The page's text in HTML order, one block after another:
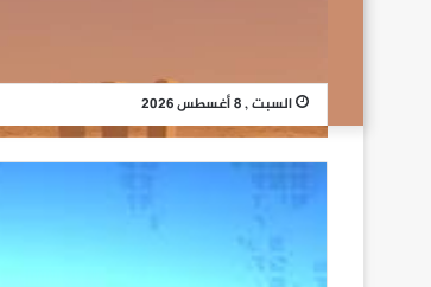
السبت , 8 أغسطس 2026